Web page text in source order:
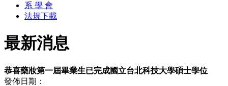
系 學 會
法規下載
最新消息
恭喜藥妝第一屆畢業生已完成國立台北科技大學碩士學位
發佈日期：